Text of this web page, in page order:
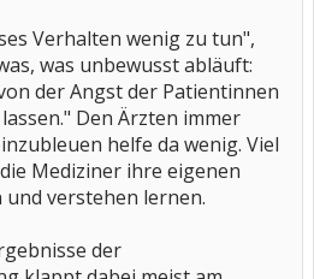
Verhalten wenig zu tun",
was unbewusst abläuft:
der Angst der Patientinnen
Den Ärzten immer
helfe da wenig. Viel
Mediziner ihre eigenen
verstehen lernen.
der